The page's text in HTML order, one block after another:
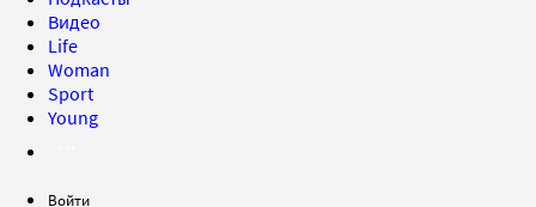
Видео
Life
Woman
Sport
Young
Войти